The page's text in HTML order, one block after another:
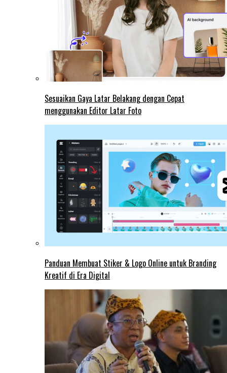
Sesuaikan Gaya Latar Belakang dengan Cepat
menggunakan Editor Latar Foto
Panduan Membuat Stiker & Logo Online untuk Branding
Kreatif di Era Digital